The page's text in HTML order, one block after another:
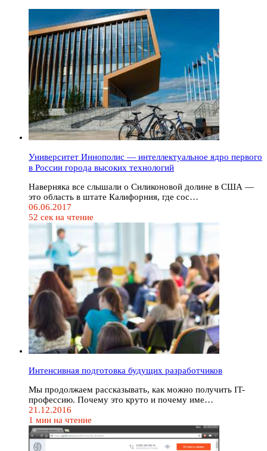
Университет Иннополис — интеллектуальное ядро первого
в России города высоких технологий
Наверняка все слышали о Силиконовой долине в США —
это область в штате Калифорния, где сос…
06.06.2017
52 сек на чтение
Интенсивная подготовка будущих разработчиков
Мы продолжаем рассказывать, как можно получить IT-
профессию. Почему это круто и почему име…
21.12.2016
1 мин на чтение